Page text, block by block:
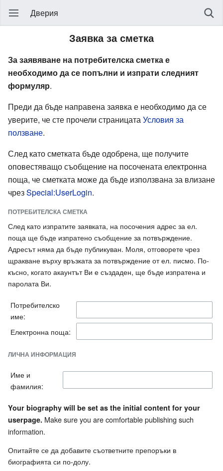
Дверия
Заявка за сметка
За заявяване на потребителска сметка е
необходимо да се попълни и изпрати следният
формуляр.
Преди да бъде направена заявка е необходимо да се
уверите, че сте прочели страницатаУсловия за
ползване.
След като сметката бъде одобрена, ще получите
оповестяващо съобщение на посочената електронна
поща, че сметката може да бъде използвана за влизане
чрезSpecial:UserLogin.
ПОТРЕБИТЕЛСКА СМЕТКА
След като изпратите заявката, на посочения адрес за ел.
поща ще бъде изпратено съобщение за потвърждение.
Адресът няма да бъде публикуван. Моля, отговорете чрез
щракване върху връзката за потвърждение от ел. писмо. По-
късно, когато акаунтът Ви е създаден, ще бъде изпратена и
паролата Ви.
Потребителско
име:
Електронна поща:
ЛИЧНА ИНФОРМАЦИЯ
Име и
фамилия:
Your biography will be set as the initial content for your
userpage. Make sure you are comfortable publishing such
information.
Опитайте се да добавите съответните препоръки в
биографията си по-долу.